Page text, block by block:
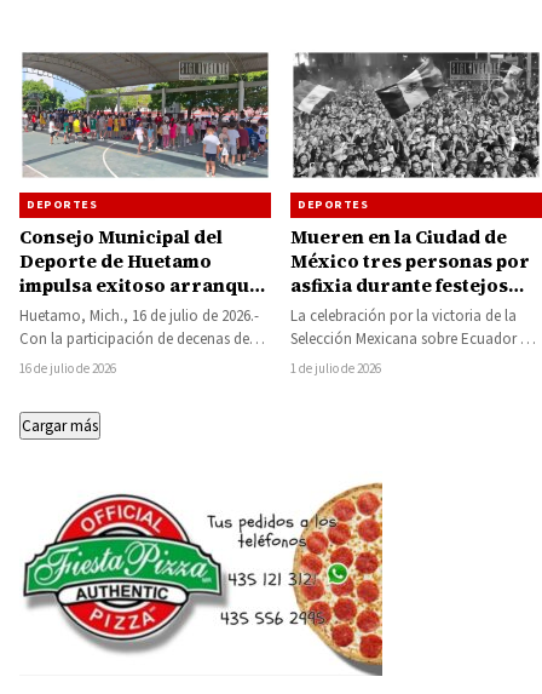
DEPORTES
Consejo Municipal del
Deporte de Huetamo
impulsa exitoso arranque
del Curso de Verano
Polideportivo 2026
Huetamo, Mich., 16 de julio de 2026.-
Con la participación de decenas de
niñas y niños, el pasado…
16 de julio de 2026
DEPORTES
Mueren en la Ciudad de
México tres personas por
asfixia durante festejos
por el triunfo de la
Selección en el Mundial
La celebración por la victoria de la
Selección Mexicana sobre Ecuador y
su clasificación a la siguiente ronda…
1 de julio de 2026
Cargar más